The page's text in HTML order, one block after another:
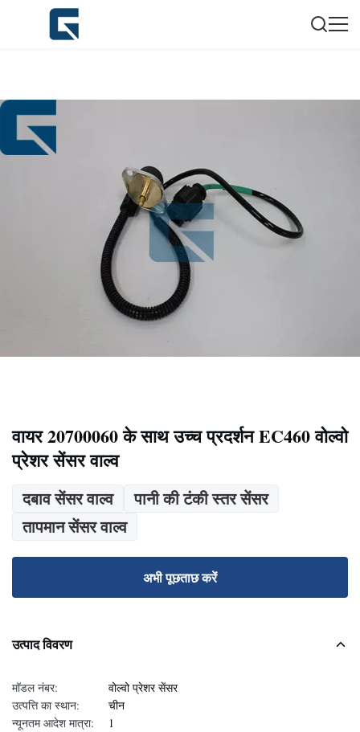
वायर 20700060 के साथ उच्च प्रदर्शन EC460 वोल्वो
प्रेशर सेंसर वाल्व
दबाव सेंसर वाल्व
पानी की टंकी स्तर सेंसर
तापमान सेंसर वाल्व
अभी पूछताछ करें
उत्पाद विवरण
मॉडल नंबर:
वोल्वो प्रेशर सेंसर
उत्पत्ति का स्थान:
चीन
न्यूनतम आदेश मात्रा:
1